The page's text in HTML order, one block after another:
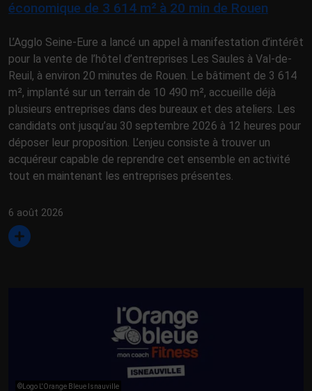
économique de 3 614 m² à 20 min de Rouen
L’Agglo Seine-Eure a lancé un appel à manifestation d’intérêt
pour la vente de l’hôtel d’entreprises Les Saules à Val-de-
Reuil, à environ 20 minutes de Rouen. Le bâtiment de 3 614
m², implanté sur un terrain de 10 490 m², accueille déjà
plusieurs entreprises dans des bureaux et des ateliers. Les
candidats ont jusqu’au 30 septembre 2026 à 12 heures pour
déposer leur proposition. L’enjeu consiste à trouver un
acquéreur capable de reprendre cet ensemble en activité
tout en maintenant les entreprises présentes.
6 août 2026
©Logo L'Orange Bleue Isnauville